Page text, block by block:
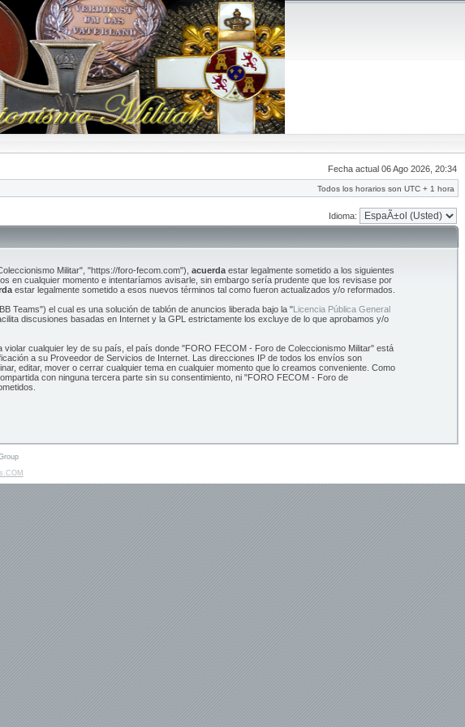
Fecha actual 06 Ago 2026, 20:34
Todos los horarios son UTC + 1 hora
Idioma:
Militar", "https://foro-fecom.com"), acuerda estar legalmente sometido a los siguientes
en cualquier momento e intentaríamos avisarle, sin embargo sería prudente que los revisase por
estar legalmente sometido a esos nuevos términos tal como fueron actualizados y/o reformados.
Teams") el cual es una solución de tablón de anuncios liberada bajo la "Licencia Pública General
discusiones basadas en Internet y la GPL estrictamente los excluye de lo que aprobamos y/o
cualquier ley de su país, el país donde "FORO FECOM - Foro de Coleccionismo Militar" está
a su Proveedor de Servicios de Internet. Las direcciones IP de todos los envíos son
editar, mover o cerrar cualquier tema en cualquier momento que lo creamos conveniente. Como
con ninguna tercera parte sin su consentimiento, ni "FORO FECOM - Foro de